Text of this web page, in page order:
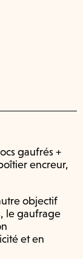
gaufrés +
encreur,
objectif
le gaufrage
et en